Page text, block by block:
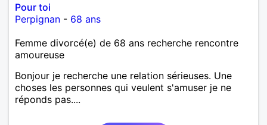
Pour toi
Perpignan - 68 ans
Femme divorcé(e) de 68 ans recherche rencontre
amoureuse
Bonjour je recherche une relation sérieuses. Une
choses les personnes qui veulent s'amuser je ne
réponds pas....